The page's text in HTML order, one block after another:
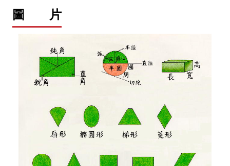
圖 片